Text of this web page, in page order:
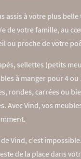
assis à votre plus belle
de votre famille, au
ou proche de votre
sellettes (petits
à manger pour 4 ou
rondes, carrées ou
Avec Vind, vos
Vind, c’est
de la place dans